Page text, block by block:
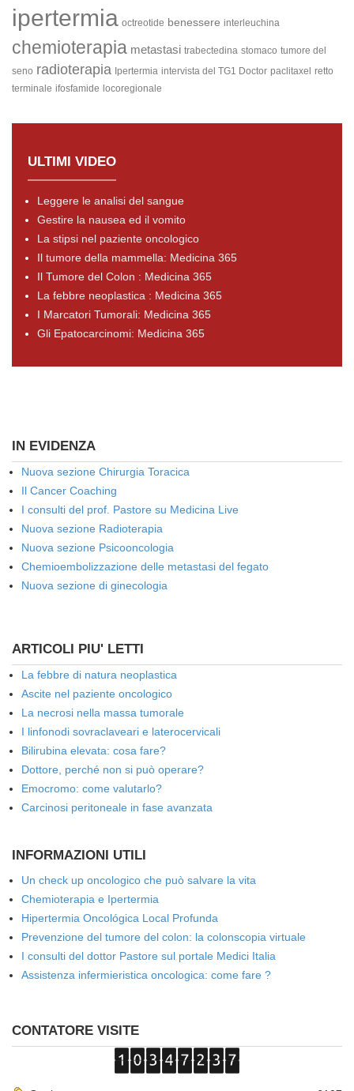
ipertermia octreotide benessere interleuchina
chemioterapia metastasi trabectedina stomaco tumore del
seno radioterapia Ipertermia intervista del TG1 Doctor paclitaxel retto
terminale ifosfamide locoregionale
ULTIMI VIDEO
Leggere le analisi del sangue
Gestire la nausea ed il vomito
La stipsi nel paziente oncologico
Il tumore della mammella: Medicina 365
Il Tumore del Colon : Medicina 365
La febbre neoplastica : Medicina 365
I Marcatori Tumorali: Medicina 365
Gli Epatocarcinomi: Medicina 365
IN EVIDENZA
Nuova sezione Chirurgia Toracica
Il Cancer Coaching
I consulti del prof. Pastore su Medicina Live
Nuova sezione Radioterapia
Nuova sezione Psicooncologia
Chemioembolizzazione delle metastasi del fegato
Nuova sezione di ginecologia
ARTICOLI PIU' LETTI
La febbre di natura neoplastica
Ascite nel paziente oncologico
La necrosi nella massa tumorale
I linfonodi sovraclaveari e laterocervicali
Bilirubina elevata: cosa fare?
Dottore, perché non si può operare?
Emocromo: come valutarlo?
Carcinosi peritoneale in fase avanzata
INFORMAZIONI UTILI
Un check up oncologico che può salvare la vita
Chemioterapia e Ipertermia
Hipertermia Oncológica Local Profunda
Prevenzione del tumore del colon: la colonscopia virtuale
I consulti del dottor Pastore sul portale Medici Italia
Assistenza infermieristica oncologica: come fare ?
CONTATORE VISITE